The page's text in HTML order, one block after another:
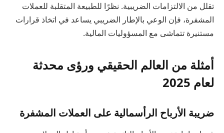
تقلل من الالتزامات الضريبية. نظرًا للطبيعة المتقلبة للعملات
المشفرة، فإن الوعي بالإطار الضريبي يساعد في اتخاذ قرارات
مستنيرة تتماشى مع المسؤوليات المالية.
أمثلة من العالم الحقيقي ورؤى محدثة
لعام 2025
ضريبة الأرباح الرأسمالية على العملات المشفرة